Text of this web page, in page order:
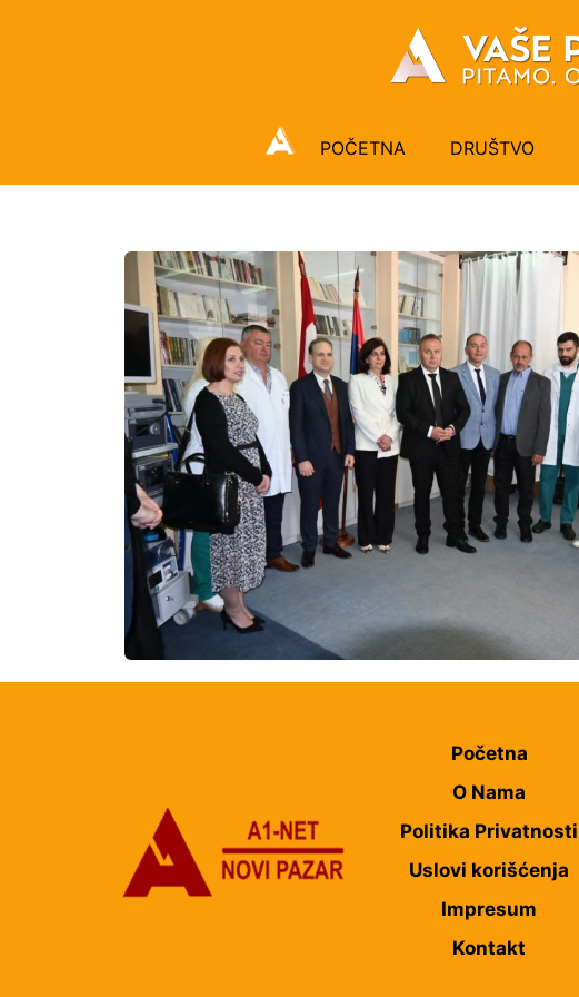
POČETNA DRUŠTVO
Početna
O Nama
Politika Privatnosti
Uslovi korišćenja
Impresum
Kontakt